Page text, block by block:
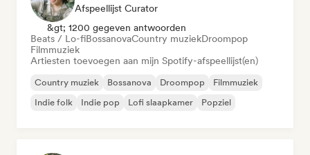
Afspeellijst Curator
&gt; 1200 gegeven antwoorden
Beats / Lo-fiBossanovaCountry muziekDroompop
Filmmuziek
Artiesten toevoegen aan mijn Spotify-afspeellijst(en)
Country muziek Bossanova Droompop
Filmmuziek
Indie folk
Indie pop Lofi slaapkamer Popziel